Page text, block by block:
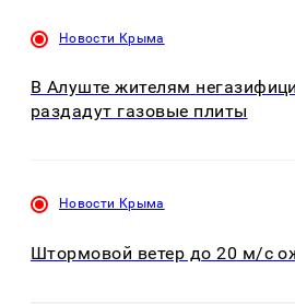
Новости Крыма
В Алуште жителям
раздадут газовые плиты
Новости Крыма
Штормовой ветер до 20 м/с